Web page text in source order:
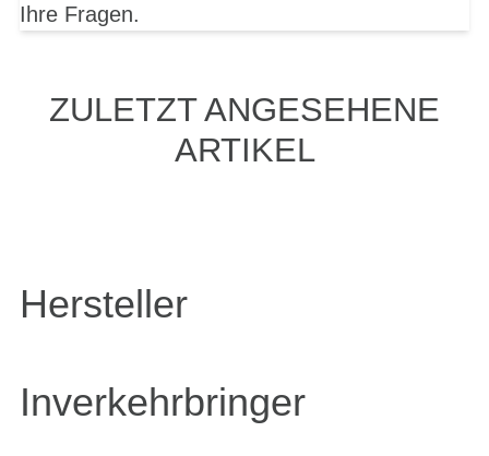
Ihre Fragen.
ZULETZT ANGESEHENE
ARTIKEL
Hersteller
Inverkehrbringer